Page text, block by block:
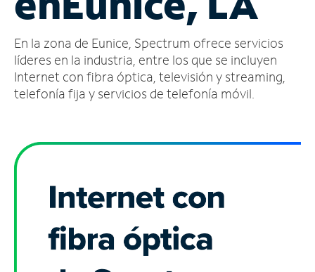
cuenta
Encuentra
una
tienda
En la zona de Eunice, Spectrum ofrece servicios
líderes en la industria, entre los que se incluyen
Internet con fibra óptica, televisión y streaming,
telefonía fija y servicios de telefonía móvil.